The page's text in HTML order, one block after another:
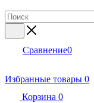
Сравнение0
Избранные товары 0
Корзина 0